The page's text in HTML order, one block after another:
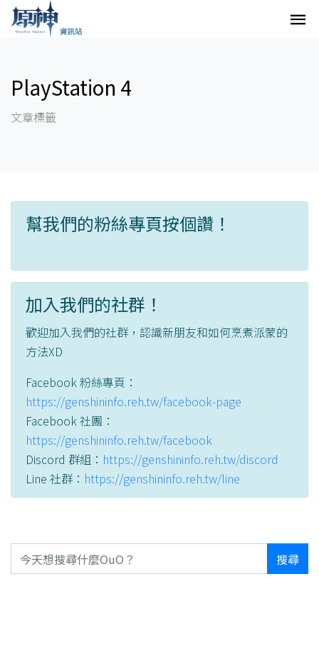
PlayStation 4
文章標籤
幫我們的粉絲專頁按個讚！
加入我們的社群！
歡迎加入我們的社群，認識新朋友和如何烹煮派蒙的
方法XD
Facebook 粉絲專頁：
https://genshininfo.reh.tw/facebook-page
Facebook 社團：
https://genshininfo.reh.tw/facebook
Discord 群組： https://genshininfo.reh.tw/discord
Line 社群： https://genshininfo.reh.tw/line
搜尋